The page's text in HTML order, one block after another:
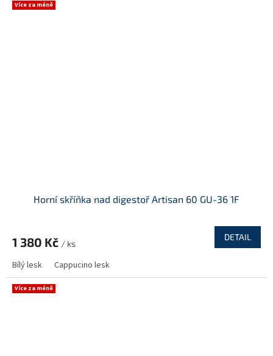
Více za méně
Horní skříňka nad digestoř Artisan 60 GU-36 1F
1 380 Kč / ks
DETAIL
Bílý lesk Cappucino lesk
Více za méně